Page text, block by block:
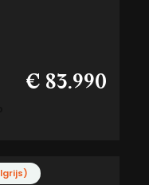
€ 83.990